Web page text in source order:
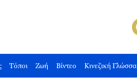
Τόποι Ζωή Βίντεο Κινεζική Γλώσσα